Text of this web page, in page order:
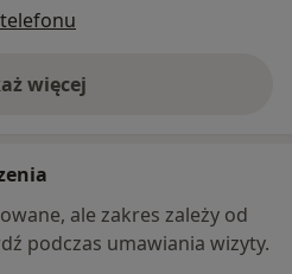
więcej
o adresie
ale zakres zależy od
podczas umawiania wizyty.